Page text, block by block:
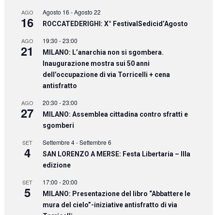
AGO
16
Agosto 16 -Agosto 22
ROCCATEDERIGHI: X° FestivalSedicid’Agosto
AGO
21
19:30 -23:00
MILANO: L’anarchia non si sgombera.
Inaugurazione mostra sui 50 anni
dell’occupazione di via Torricelli + cena
antisfratto
AGO
27
20:30 -23:00
MILANO: Assemblea cittadina contro sfratti e
sgomberi
SET
4
Settembre 4-Settembre 6
SAN LORENZO A MERSE: Festa Libertaria – IIIa
edizione
SET
5
17:00 -20:00
MILANO: Presentazione del libro “Abbattere le
mura del cielo”-iniziative antisfratto di via